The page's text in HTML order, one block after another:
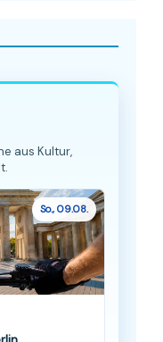
aus Kultur,
So., 09.08.